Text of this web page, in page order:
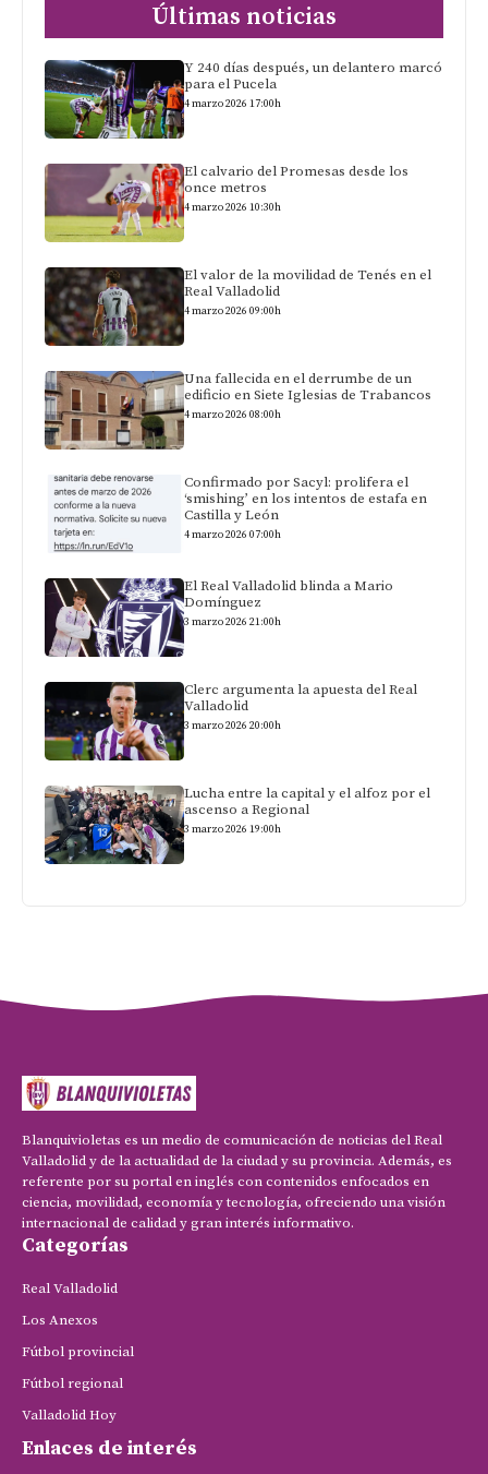
Últimas noticias
Y 240 días después, un delantero marcó
para el Pucela
4 marzo 2026 17:00h
El calvario del Promesas desde los
once metros
4 marzo 2026 10:30h
El valor de la movilidad de Tenés en el
Real Valladolid
4 marzo 2026 09:00h
Una fallecida en el derrumbe de un
edificio en Siete Iglesias de Trabancos
4 marzo 2026 08:00h
Confirmado por Sacyl: prolifera el
‘smishing’ en los intentos de estafa en
Castilla y León
4 marzo 2026 07:00h
El Real Valladolid blinda a Mario
Domínguez
3 marzo 2026 21:00h
Clerc argumenta la apuesta del Real
Valladolid
3 marzo 2026 20:00h
Lucha entre la capital y el alfoz por el
ascenso a Regional
3 marzo 2026 19:00h
Blanquivioletas es un medio de comunicación de noticias del Real
Valladolid y de la actualidad de la ciudad y su provincia. Además, es
referente por su portal en inglés con contenidos enfocados en
ciencia, movilidad, economía y tecnología, ofreciendo una visión
internacional de calidad y gran interés informativo.
Categorías
Real Valladolid
Los Anexos
Fútbol provincial
Fútbol regional
Valladolid Hoy
Enlaces de interés